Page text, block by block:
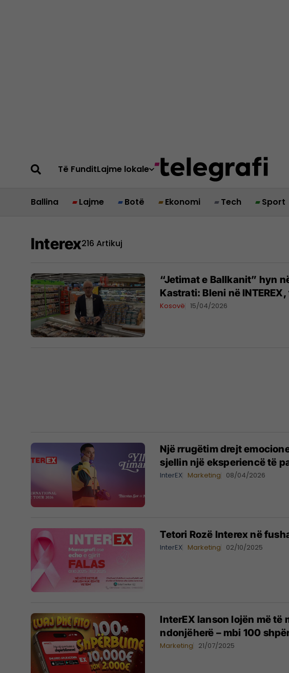
Të FunditLajme lokale
Ballina Lajme Botë Ekonomi Tech Sport
Interex216 Artikuj
“Jetimat e Ballkanit” hyn
Kastrati: Bleni në
Kosovë 15/04/2026
Një rrugëtim drejt
sjellin një eksperiencë të
InterEX Marketing 08/04/2026
Tetori Rozë
InterEX Marketing 02/10/2025
InterEX lanson lojën më të
ndonjëherë – mbi 100
Marketing 21/07/2025